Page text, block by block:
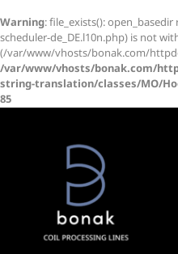
Warning: file_exists():
scheduler-de_DE.l10n.php) is not
(/var/www/vhosts/bonak.com/
/var/www/vhosts/bonak.com/
string-translation/classes/MO/
85